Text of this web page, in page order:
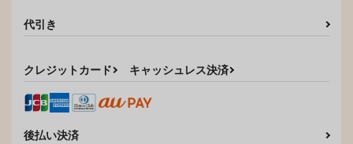
代引き
クレジットカード キャッシュレス決済
後払い決済